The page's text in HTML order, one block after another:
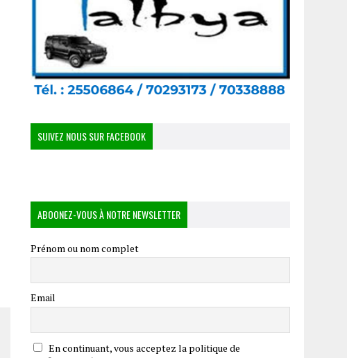
SUIVEZ NOUS SUR FACEBOOK
ABOONEZ-VOUS À NOTRE NEWSLETTER
Prénom ou nom complet
Email
En continuant, vous acceptez la politique de